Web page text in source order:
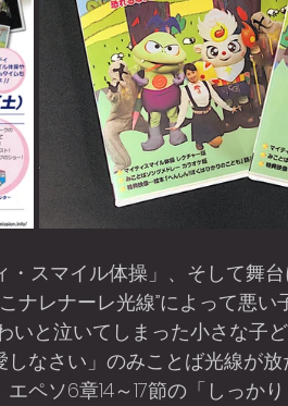
ナレナーレ光線”によって悪
と泣いてしまった小さな子
なさい」のみことば光線が
ペソ6章14～17節の「しっか